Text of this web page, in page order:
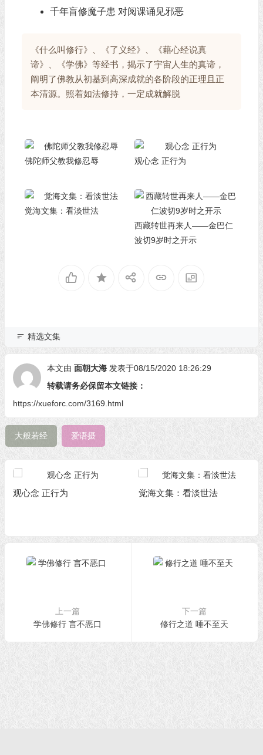
千年盲修魔子患 对阅课诵见邪恶
《什么叫修行》、《了义经》、《藉心经说真
谛》、《学佛》等经书，揭示了宇宙人生的真谛，
阐明了佛教从初基到高深成就的各阶段的正理且正
本清源。照着如法修持，一定成就解脱
佛陀师父教我修忍辱 观心念 正行为
觉海文集：看淡世法
西藏转世再来人——金巴仁
波切9岁时之开示
精选文集
本文由 面朝大海 发表于08/15/2020 18:26:29
转载请务必保留本文链接：
https://xueforc.com/3169.html
大般若经 爱语摄
观心念 正行为 觉海文集：看淡世法
上一篇
学佛修行 言不恶口
下一篇
修行之道 唾不至天